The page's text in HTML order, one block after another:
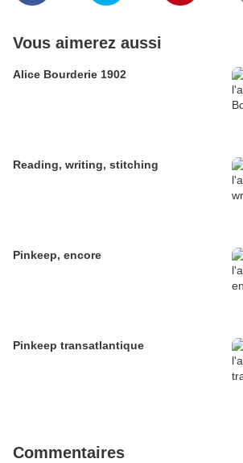
Vous aimerez aussi
Alice Bourderie 1902
Reading, writing, stitching
Pinkeep, encore
Pinkeep transatlantique
Commentaires